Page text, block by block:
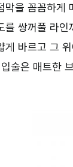
막을 꼼꼼하게
를 쌍꺼풀 라
게 바르고 그
술은 매트한